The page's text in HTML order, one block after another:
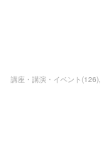
講座・講演・イベント (126)